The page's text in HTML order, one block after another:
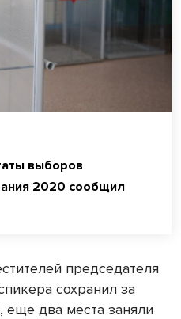
выборов
2020 сообщил
председателя
сохранил за
еще два места заняли